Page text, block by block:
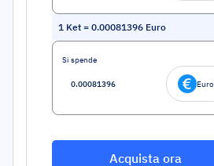
1 Ket = 0.00081396 Euro
Si spende
Euro
Acquista ora